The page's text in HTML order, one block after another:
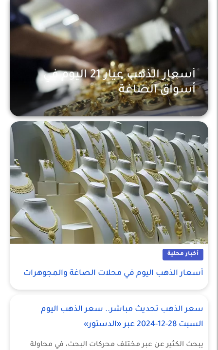
أخبار محلية
أسعار الذهب عيار 21 اليوم في
أسواق الصاغة
أخبار محلية
أسعار الذهب اليوم في محلات الصاغة والمجوهرات
سعر الذهب تحديث مباشر.. سعر الذهب اليوم
السبت 28-12-2024 عبر «الدستور»
يبحث الكثير عن عبر مختلف محركات البحث، في محاولة